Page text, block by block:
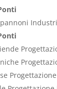
Progettazione